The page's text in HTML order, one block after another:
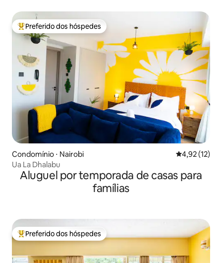
Entre os melhores preferidos dos hóspedes
Preferido dos hóspedes
Condomínio ⋅ Nairobi 4,92 de uma
4,92 (12)
Ua La Dhalabu
Aluguel por temporada de casas para
famílias
Entre os melhores preferidos dos hóspedes
Preferido dos hóspedes